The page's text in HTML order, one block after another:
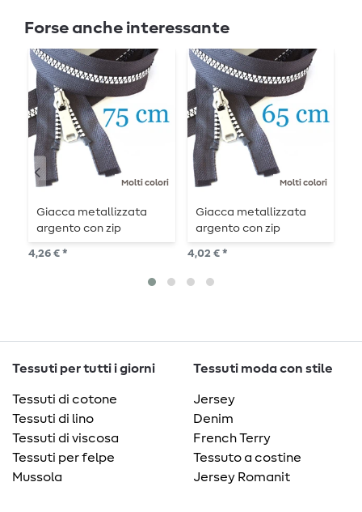
Forse anche interessante
Molti colori
Giacca metallizzata
argento con zip
divisibile da 75 cm
4,26 € *
Molti colori
Giacca metallizzata
argento con zip
divisibile da 65 cm
4,02 € *
Tessuti per tutti i giorni
Tessuti di cotone
Tessuti di lino
Tessuti di viscosa
Tessuti per felpe
Mussola
Tessuti moda con stile
Jersey
Denim
French Terry
Tessuto a costine
Jersey Romanit